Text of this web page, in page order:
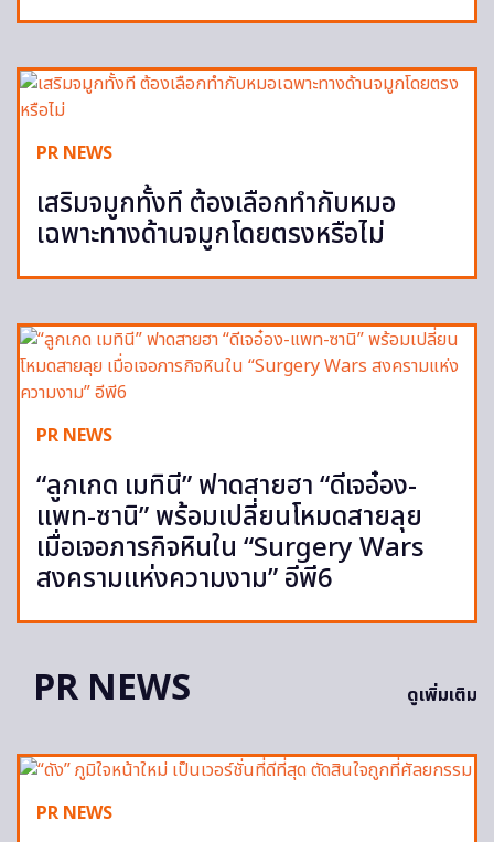
PR NEWS
เสริมจมูกทั้งที ต้องเลือกทำกับหมอ
เฉพาะทางด้านจมูกโดยตรงหรือไม่
PR NEWS
“ลูกเกด เมทินี” ฟาดสายฮา “ดีเจอ๋อง-
แพท-ซานิ” พร้อมเปลี่ยนโหมดสายลุย
เมื่อเจอภารกิจหินใน “Surgery Wars
สงครามแห่งความงาม” อีพี6
PR NEWS ดูเพิ่มเติม
PR NEWS